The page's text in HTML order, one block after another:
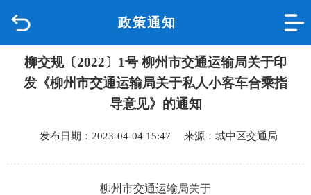
政策通知
品质城中
政府信息公开
柳交规〔2022〕1号 柳州市交通运输局关于印
发《柳州市交通运输局关于私人小客车合乘指
导意见》的通知
发布日期：2023-04-04 15:47 来源：城中区交通局
柳州市交通运输局关于